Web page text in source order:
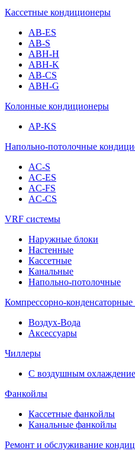
Кассетные кондиционеры
AB-ES
AB-S
ABH-H
ABH-K
AB-CS
ABH-G
Колонные кондиционеры
AP-KS
Напольно-потолочные
AC-S
AC-ES
AC-FS
AC-CS
VRF системы
Наружные блоки
Настенные
Кассетные
Канальные
Напольно-потолочные
Компрессорно-конденсаторные
Воздух-Вода
Аксессуары
Чиллеры
С воздушным
Фанкойлы
Кассетные фанкойлы
Канальные фанкойлы
Ремонт и обслуживание